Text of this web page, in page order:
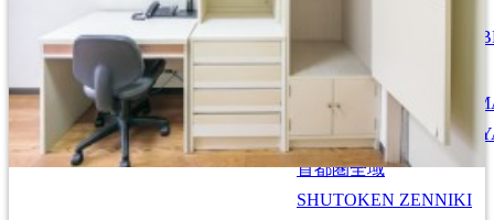
北海道/札幌
HOKKAIDO/SAPPORO
SAPPORO/EBETSU/
仙台/青森/山形
SENDAI/AOMORI/YAMAGATA
仙台/泉/長町/宮城野
SENDAI/IZUMI/
弘前
HIROSAKI 、 山形
首都圏全域
SHUTOKEN ZENNIKI